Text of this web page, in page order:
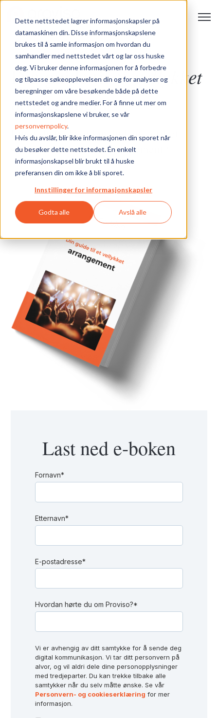
Dette nettstedet lagrer informasjonskapsler på
datamaskinen din. Disse informasjonskapslene
brukes til å samle informasjon om hvordan du
samhandler med nettstedet vårt og lar oss huske
deg. Vi bruker denne informasjonen for å forbedre
og tilpasse søkeopplevelsen din og for analyser og
beregninger om våre besøkende både på dette
nettstedet og andre medier. For å finne ut mer om
informasjonskapslene vi bruker, se vår
personvernpolicy.
Hvis du avslår, blir ikke informasjonen din sporet når
du besøker dette nettstedet. Én enkelt
informasjonskapsel blir brukt til å huske
preferansen din om ikke å bli sporet.
Innstillinger for informasjonskapsler
Godta alle Avslå alle
Open
LAST NED E-BOKEN
Din guide til etvellykket
arrangement
Lurer du på hvordan du kan få til et
suksessfullt bedriftsarrangement?
Last ned e-boken
Fornavn*
Etternavn*
E-postadresse*
Hvordan hørte du om Proviso?*
Vi er avhengig av ditt samtykke for å sende deg
digital kommunikasjon. Vi tar ditt personvern på
alvor, og vil aldri dele dine personopplysninger
med tredjeparter. Du kan trekke tilbake alle
samtykker når du selv måtte ønske. Se vår
Personvern- og cookieserklæring for mer
informasjon.